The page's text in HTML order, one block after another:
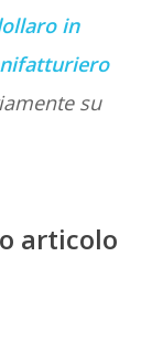
in
su
articolo